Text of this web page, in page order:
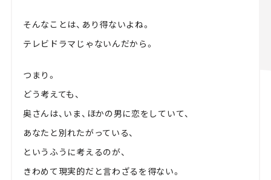
そんなことは、あり得ないよね。
テレビドラマじゃないんだから。
つまり。
どう考えても、
奥さんは、いま、ほかの男に恋をしていて、
あなたと別れたがっている、
というふうに考えるのが、
きわめて現実的だと言わざるを得ない。